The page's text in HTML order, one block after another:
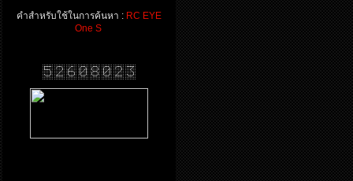
คำสำหรับใช้ในการค้นหา : RC EYE
One S